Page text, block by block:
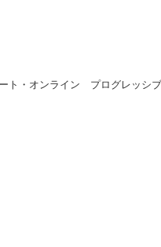
ト・オンライン プログレッシ